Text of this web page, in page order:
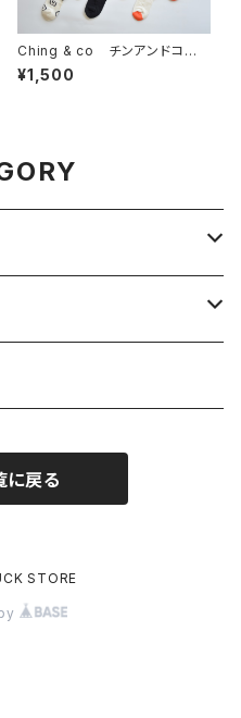
Ching & co チンアンドコ
ー "SYMBOL SOX"
¥1,500
に戻る
STORE